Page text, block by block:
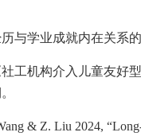
历与学业成就内在关系
社工机构介入儿童友
& Z. Liu 2024,